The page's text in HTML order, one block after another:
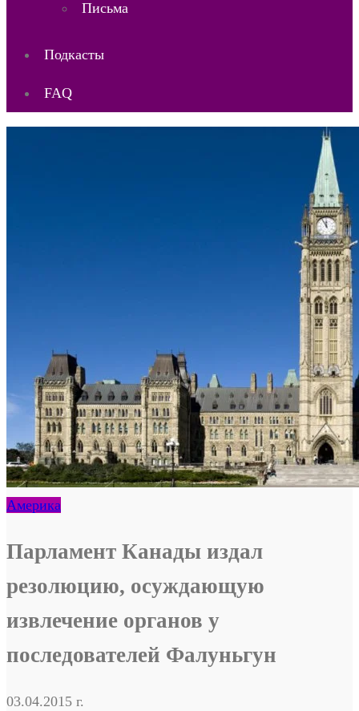
Письма
Подкасты
FAQ
Америка
Парламент Канады издал
резолюцию, осуждающую
извлечение органов у
последователей Фалуньгун
03.04.2015 г.